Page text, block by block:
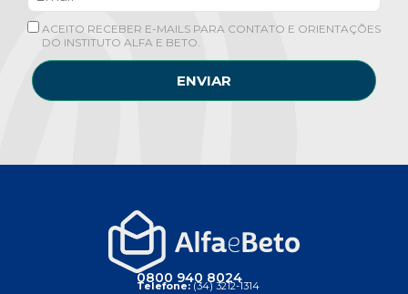
ACEITO RECEBER E-MAILS PARA CONTATO E ORIENTAÇÕES
DO INSTITUTO ALFA E BETO.
ENVIAR
0800 940 8024
Telefone:(34) 3212-1314